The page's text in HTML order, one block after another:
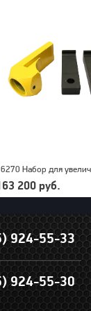
Набор для
снятия
машин до 63"
200 руб.
924-55-33
924-55-30